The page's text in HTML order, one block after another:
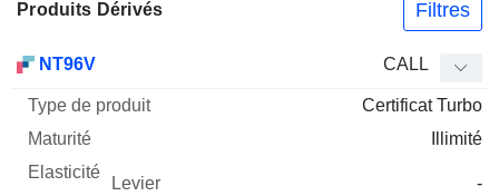
Produits Dérivés Filtres
Mnemo Type produit
Levier Parité
NT96V CALL
Certificat Turbo
Illimité
-